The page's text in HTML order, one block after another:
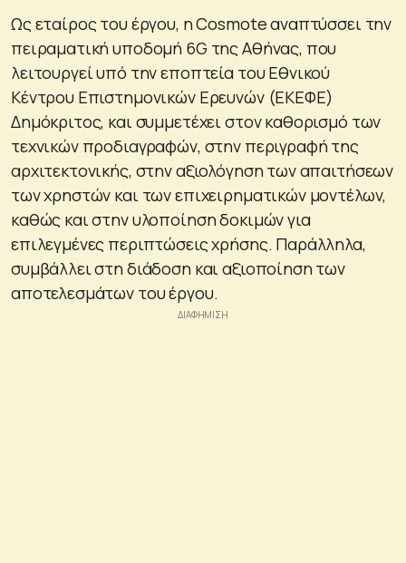
Ως εταίρος του έργου, η Cosmote αναπτύσσει την
πειραματική υποδομή 6G της Αθήνας, που
λειτουργεί υπό την εποπτεία του Εθνικού
Κέντρου Επιστημονικών Ερευνών (ΕΚΕΦΕ)
Δημόκριτος, και συμμετέχει στον καθορισμό των
τεχνικών προδιαγραφών, στην περιγραφή της
αρχιτεκτονικής, στην αξιολόγηση των απαιτήσεων
των χρηστών και των επιχειρηματικών μοντέλων,
καθώς και στην υλοποίηση δοκιμών για
επιλεγμένες περιπτώσεις χρήσης. Παράλληλα,
συμβάλλει στη διάδοση και αξιοποίηση των
αποτελεσμάτων του έργου.